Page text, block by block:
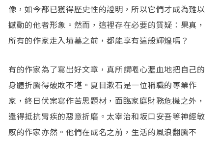
像，如今都已獲得歷史性的證明，所以它們才成為難以
撼動的他者形象。然而，這裡存在必要的質疑：果真，
所有的作家走入墳墓之前，都能享有這般輝煌嗎？
有的作家為了寫出好文章，真所謂嘔心瀝血地把自己的
身體折騰得破敗不堪。夏目漱石是一位稱職的專業作
家，終日伏案寫作苦思題材，面臨家庭財務危機之外，
還得抵抗胃疾的惡意折磨。太宰治和坂口安吾等神經敏
感的作家亦然。他們在成名之前，生活的風浪翻騰不